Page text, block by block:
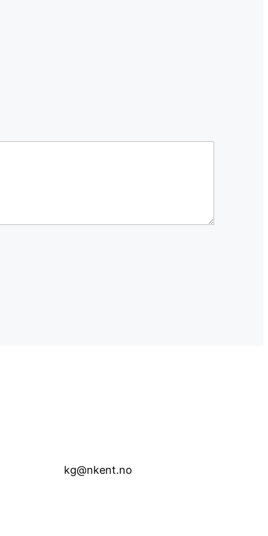
kg@nkent.no